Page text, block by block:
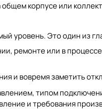
корпусе или
уровень. Это один из
ремонте или в
и вовремя заметить
типом
и требования